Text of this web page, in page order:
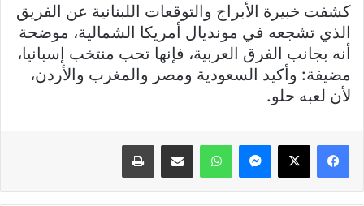
كشفت خبيرة الأبراج والتوقعات اللبنانية عن الفريق
الذي تشجعه في مونديال أمريكا الشمالية، موضحة
أنه بجانب الفرق العربية، فإنها تحب منتخب إسبانيا،
مضيفة: وأكيد السعودية ومصر والمغرب والأردن،
لأن لعبه حلو.
فيسبوك X ماسنجر واتساب مشاركة عبر البريد طباعة